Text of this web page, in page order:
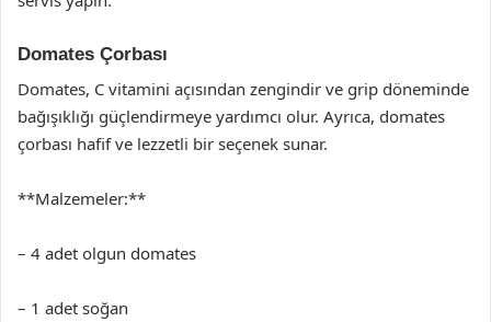
Domates Çorbası
Domates, C vitamini açısından zengindir ve grip döneminde
bağışıklığı güçlendirmeye yardımcı olur. Ayrıca, domates
çorbası hafif ve lezzetli bir seçenek sunar.
**Malzemeler:**
– 4 adet olgun domates
– 1 adet soğan